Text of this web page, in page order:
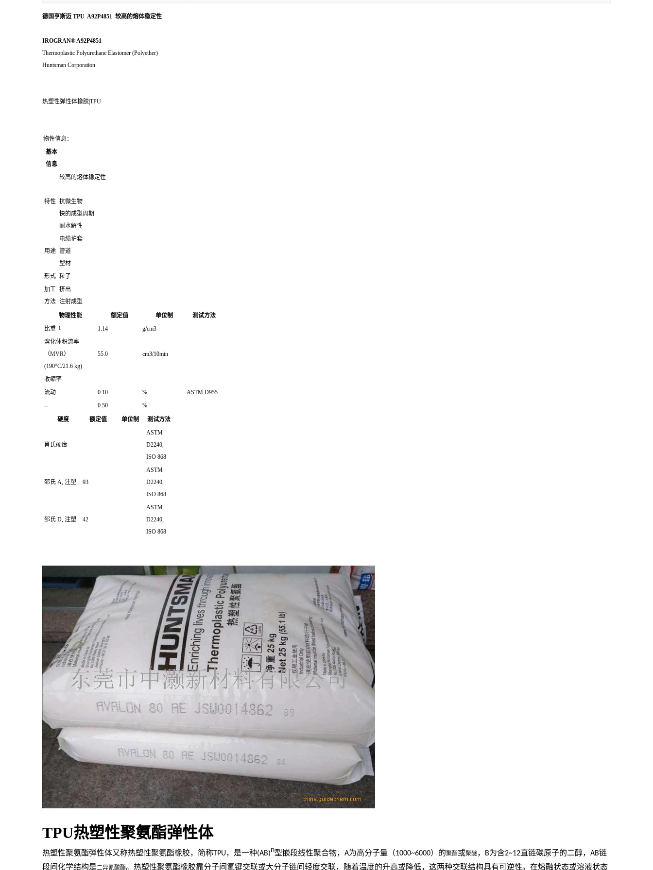
德国亨斯迈 TPU A92P4851 较高的熔体稳定性
IROGRAN® A92P4851
Thermoplastic Polyurethane Elastomer (Polyether)
Huntsman Corporation
热塑性弹性体橡胶|TPU
物性信息：
基本
信息
特性
较高的熔体稳定性
抗微生物
快的成型周期
耐水解性
用途
电缆护套
管道
型材
形式 粒子
加工
方法
挤出
注射成型
物理性能 额定值 单位制
测试方法
比重 1 1.14
g/cm3
溶化体积流率
（MVR）
(190°C/21.6 kg)
55.0 cm3/10min
收缩率
流动
0.10 %
ASTM D955
--
0.50 %
硬度 额定值 单位制 测试方法
肖氏硬度
ASTM
D2240,
ISO 868
邵氏 A, 注塑 93
ASTM
D2240,
ISO 868
邵氏 D, 注塑 42
ASTM
D2240,
ISO 868
TPU热塑性聚氨酯弹性体
热塑性聚氨酯弹性体又称热塑性聚氨酯橡胶，简称TPU，是一种(AB)n型嵌段线性聚合物， A为高分子量（1000~6000）的聚酯或聚醚， B为含2~12 直链碳原子的二醇， AB链
段间化学结构是二异氰酸酯。热塑性聚氨酯橡胶靠分子间氢键交联或大分子链间轻度交联，随着温度的升高或降低，这两种交联结构具有可逆性。在熔融状态或溶液状态